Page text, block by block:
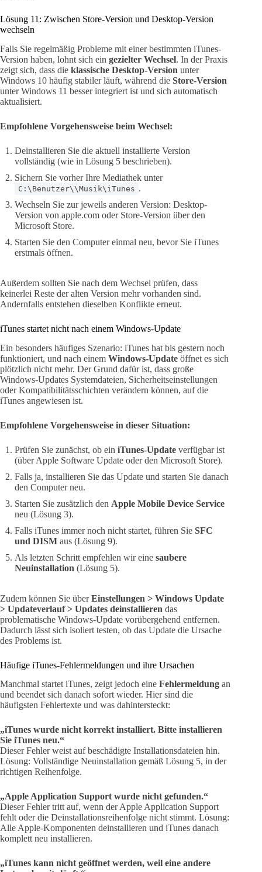
Lösung 11: Zwischen Store-Version und Desktop-Version
wechseln
Falls Sie regelmäßig Probleme mit einer bestimmten iTunes-
Version haben, lohnt sich ein gezielter Wechsel. In der Praxis
zeigt sich, dass die klassische Desktop-Version unter
Windows 10 häufig stabiler läuft, während die Store-Version
unter Windows 11 besser integriert ist und sich automatisch
aktualisiert.
Empfohlene Vorgehensweise beim Wechsel:
Deinstallieren Sie die aktuell installierte Version
vollständig (wie in Lösung 5 beschrieben).
Sichern Sie vorher Ihre Mediathek unter
C:\Benutzer\\Musik\iTunes .
Wechseln Sie zur jeweils anderen Version: Desktop-
Version von apple.com oder Store-Version über den
Microsoft Store.
Starten Sie den Computer einmal neu, bevor Sie iTunes
erstmals öffnen.
Außerdem sollten Sie nach dem Wechsel prüfen, dass
keinerlei Reste der alten Version mehr vorhanden sind.
Andernfalls entstehen dieselben Konflikte erneut.
iTunes startet nicht nach einem Windows-Update
Ein besonders häufiges Szenario: iTunes hat bis gestern noch
funktioniert, und nach einem Windows-Update öffnet es sich
plötzlich nicht mehr. Der Grund dafür ist, dass große
Windows-Updates Systemdateien, Sicherheitseinstellungen
oder Kompatibilitätsschichten verändern können, auf die
iTunes angewiesen ist.
Empfohlene Vorgehensweise in dieser Situation:
Prüfen Sie zunächst, ob ein iTunes-Update verfügbar ist
(über Apple Software Update oder den Microsoft Store).
Falls ja, installieren Sie das Update und starten Sie danach
den Computer neu.
Starten Sie zusätzlich den Apple Mobile Device Service
neu (Lösung 3).
Falls iTunes immer noch nicht startet, führen Sie SFC
und DISM aus (Lösung 9).
Als letzten Schritt empfehlen wir eine saubere
Neuinstallation (Lösung 5).
Zudem können Sie überEinstellungen > Windows Update
> Updateverlauf > Updates deinstallieren das
problematische Windows-Update vorübergehend entfernen.
Dadurch lässt sich isoliert testen, ob das Update die Ursache
des Problems ist.
Häufige iTunes-Fehlermeldungen und ihre Ursachen
Manchmal startet iTunes, zeigt jedoch eine Fehlermeldung an
und beendet sich danach sofort wieder. Hier sind die
häufigsten Fehlertexte und was dahintersteckt:
„iTunes wurde nicht korrekt installiert. Bitte installieren
Sie iTunes neu.“
Dieser Fehler weist auf beschädigte Installationsdateien hin.
Lösung: Vollständige Neuinstallation gemäß Lösung 5, in der
richtigen Reihenfolge.
„Apple Application Support wurde nicht gefunden.“
Dieser Fehler tritt auf, wenn der Apple Application Support
fehlt oder die Deinstallationsreihenfolge nicht stimmt. Lösung:
Alle Apple-Komponenten deinstallieren und iTunes danach
komplett neu installieren.
„iTunes kann nicht geöffnet werden, weil eine andere